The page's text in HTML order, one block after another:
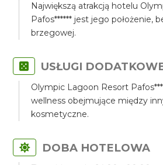
Największą atrakcją hotelu
Pafos****** jest jego położenie,
brzegowej.
USŁUGI
Olympic Lagoon Resort
wellness obejmujące między
kosmetyczne.
DOBA HOTELOWA